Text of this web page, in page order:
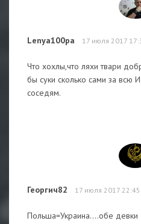
Lenya100pa 17 июля 2017
Что хохлы,что ляхи твари
бы суки сколько сами за всю
соседям.
Георгич82 17 июля 2017 22:45
Польша=Украина....обе